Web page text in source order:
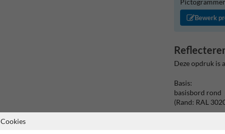
Bewerk
Deze opdruk is
Basis:
basisbord rond
(Rand: RAL
Cookies